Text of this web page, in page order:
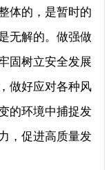
体的，是暂时的
无解的。做强做
固树立安全发展
做好应对各种风
的环境中捕捉发
，促进高质量发